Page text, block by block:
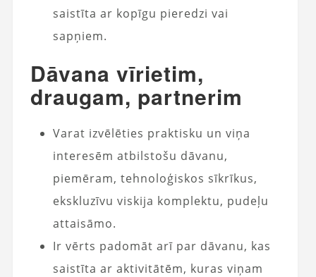
saistīta ar kopīgu pieredzi vai
sapņiem.
Dāvana vīrietim,
draugam, partnerim
Varat izvēlēties praktisku un viņa
interesēm atbilstošu dāvanu,
piemēram, tehnoloģiskos sīkrīkus,
ekskluzīvu viskija komplektu, pudeļu
attaisāmo.
Ir vērts padomāt arī par dāvanu, kas
saistīta ar aktivitātēm, kuras viņam